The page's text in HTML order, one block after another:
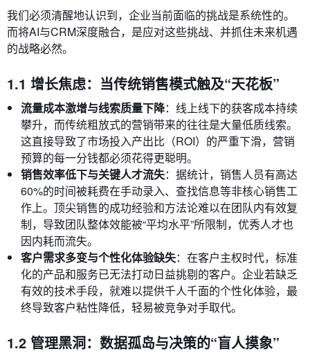
我们必须清醒地认识到，企业当前面临的挑战是系统性的。
而将AI与CRM深度融合，是应对这些挑战、并抓住未来机遇
的战略必然。
1.1 增长焦虑：当传统销售模式触及“天花板”
流量成本激增与线索质量下降：线上线下的获客成本持续
攀升，而传统粗放式的营销带来的往往是大量低质线索。
这直接导致了市场投入产出比（ROI）的严重下滑，营销
预算的每一分钱都必须花得更聪明。
销售效率低下与关键人才流失：据统计，销售人员有高达
60%的时间被耗费在手动录入、查找信息等非核心销售工
作上。顶尖销售的成功经验和方法论难以在团队内有效复
制，导致团队整体效能被“平均水平”所限制，优秀人才也
因内耗而流失。
客户需求多变与个性化体验缺失：在客户主权时代，标准
化的产品和服务已无法打动日益挑剔的客户。企业若缺乏
有效的技术手段，就难以提供千人千面的个性化体验，最
终导致客户粘性降低，轻易被竞争对手取代。
1.2 管理黑洞：数据孤岛与决策的“盲人摸象”